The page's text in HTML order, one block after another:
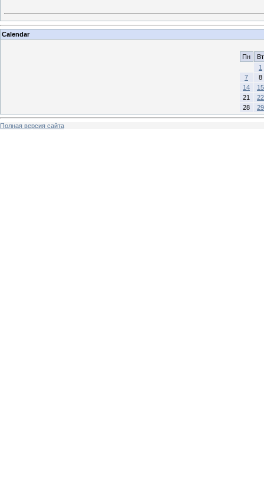
Calendar
Пн
Вт
1
7
8
14
15
21
22
28
29
Полная версия сайта